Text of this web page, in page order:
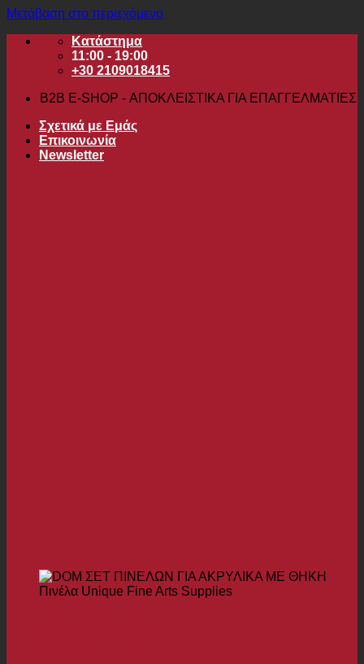
Μετάβαση στο περιεχόμενο
Κατάστημα
11:00 - 19:00
+30 2109018415
B2B Ε-SHOP - ΑΠΟΚΛΕΙΣΤΙΚΑ ΓΙΑ ΕΠΑΓΓΕΛΜΑΤΙΕΣ
Σχετικά με Εμάς
Επικοινωνία
Newsletter